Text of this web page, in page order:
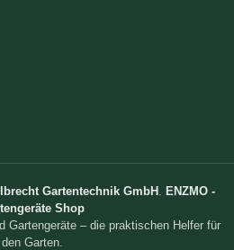
Gartentechnik GmbH . ENZMO -
Shop
Gartengeräte – die praktischen Helfer für
den Garten.